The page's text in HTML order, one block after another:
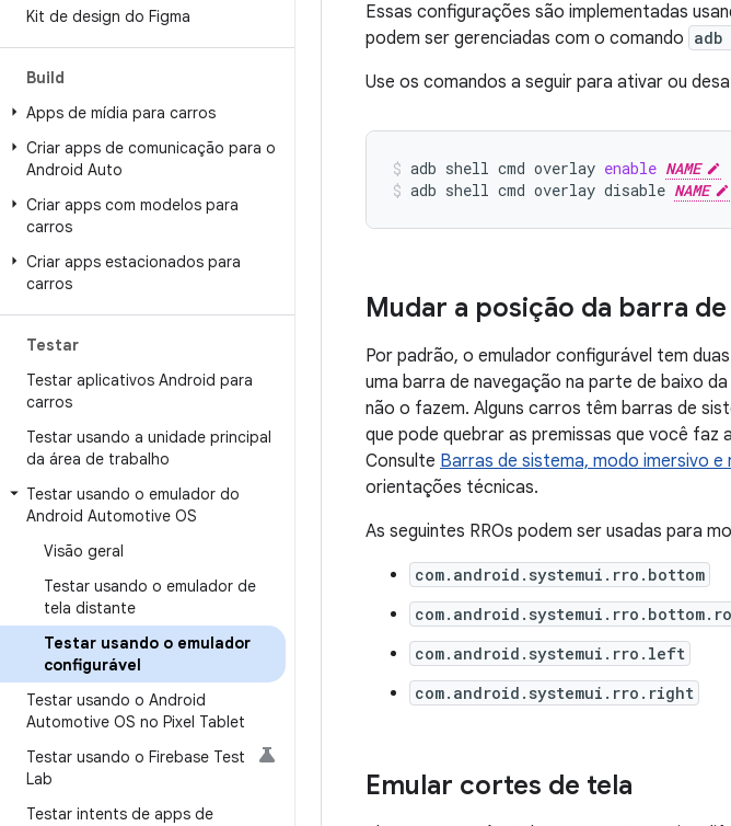
Kit de design do Figma
Build
Apps de mídia para carros
Criar apps de comunicação para o
Android Auto
Criar apps com modelos para
carros
Criar apps estacionados para
carros
Testar
Testar aplicativos Android para
carros
Testar usando a unidade principal
da área de trabalho
Testar usando o emulador do
Android Automotive OS
Visão geral
Testar usando o emulador de
tela distante
Testar usando o emulador
configurável
Testar usando o Android
Automotive OS no Pixel Tablet
Testar usando o Firebase Test
Lab
Testar intents de apps de
Essas configurações são implementadas
podem ser gerenciadas com o comando
Use os comandos a seguir para ativar ou
adb shell cmd overlay enable NAME
adb shell cmd overlay disable NAME
Mudar a posição da barra
Por padrão, o emulador configurável tem
uma barra de navegação na parte de baixo
não o fazem. Alguns carros têm barras de
que pode quebrar as premissas que você
Consulte Barras de sistema, modo imersivo
orientações técnicas.
As seguintes RROs podem ser usadas para
com.android.systemui.rro.bottom
com.android.systemui.rro.left
com.android.systemui.rro.right
Emular cortes de tela